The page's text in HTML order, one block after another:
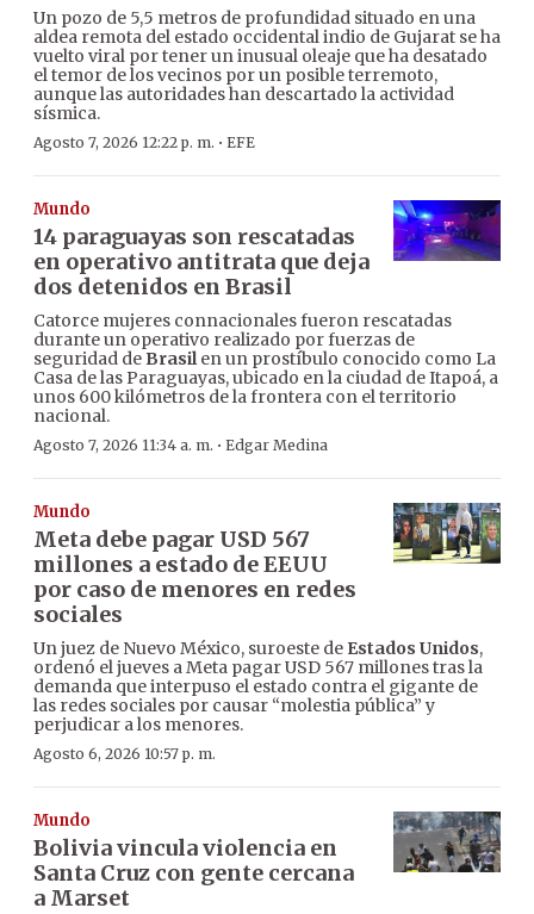
Un pozo de 5,5 metros de profundidad situado en una
aldea remota del estado occidental indio de Gujarat se ha
vuelto viral por tener un inusual oleaje que ha desatado
el temor de los vecinos por un posible terremoto,
aunque las autoridades han descartado la actividad
sísmica.
Agosto 7, 2026 12:22 p. m. · EFE
Mundo
14 paraguayas son rescatadas
en operativo antitrata que deja
dos detenidos en Brasil
Catorce mujeres connacionales fueron rescatadas
durante un operativo realizado por fuerzas de
seguridad de Brasilen un prostíbulo conocido como La
Casa de las Paraguayas, ubicado en la ciudad de Itapoá, a
unos 600 kilómetros de la frontera con el territorio
nacional.
Agosto 7, 2026 11:34 a. m. · Edgar Medina
Mundo
Meta debe pagar USD 567
millones a estado de EEUU
por caso de menores en redes
sociales
Un juez de Nuevo México, suroeste de Estados Unidos,
ordenó el jueves a Meta pagar USD 567 millones tras la
demanda que interpuso el estado contra el gigante de
las redes sociales por causar “molestia pública” y
perjudicar a los menores.
Agosto 6, 2026 10:57 p. m.
Mundo
Bolivia vincula violencia en
Santa Cruz con gente cercana
a Marset